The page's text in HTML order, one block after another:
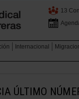
13
Internacional
ÚLTIMO